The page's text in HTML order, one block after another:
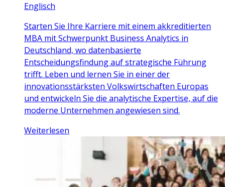
Englisch
Starten Sie Ihre Karriere mit einem akkreditierten
MBA mit Schwerpunkt Business Analytics in
Deutschland, wo datenbasierte
Entscheidungsfindung auf strategische Führung
trifft. Leben und lernen Sie in einer der
innovationsstärksten Volkswirtschaften Europas
und entwickeln Sie die analytische Expertise, auf die
moderne Unternehmen angewiesen sind.
Weiterlesen